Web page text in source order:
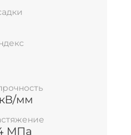
изоляции
цветовой
мм
МПа